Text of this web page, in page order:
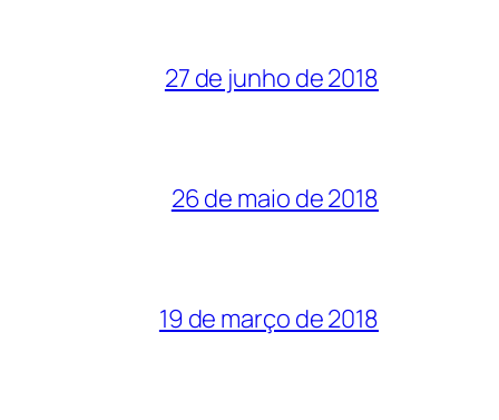
27 de junho de 2018
26 de maio de 2018
19 de março de 2018